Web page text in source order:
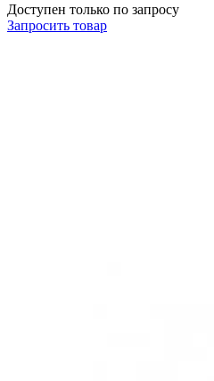
Доступен только по запросу
Запросить товар